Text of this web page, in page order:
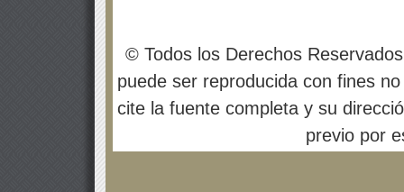
© Todos los Derechos
puede ser reproducida con fines
cite la fuente completa y su
previo por